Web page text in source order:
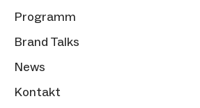
Programm
Brand Talks
News
Kontakt